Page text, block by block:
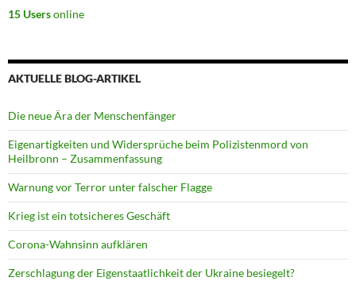
15 Usersonline
AKTUELLE BLOG-ARTIKEL
Die neue Ära der Menschenfänger
Eigenartigkeiten und Widersprüche beim Polizistenmord von
Heilbronn – Zusammenfassung
Warnung vor Terror unter falscher Flagge
Krieg ist ein totsicheres Geschäft
Corona-Wahnsinn aufklären
Zerschlagung der Eigenstaatlichkeit der Ukraine besiegelt?